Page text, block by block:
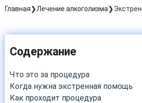
Главная Лечение алкоголизма
Содержание
Что это за процедура
Когда нужна экстренная помощь
Как проходит процедура